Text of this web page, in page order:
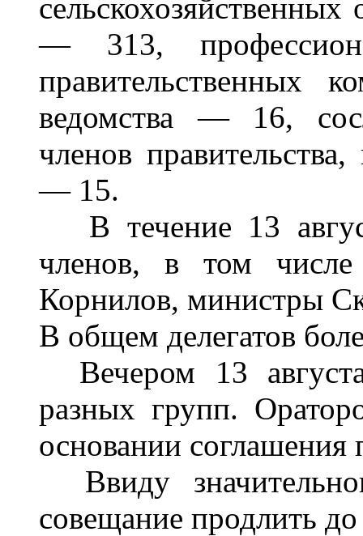
— 313,
правительственных
ведомства — 16,
членов
— 15.
В течение 13
членов, в том числе
Корнилов, министры
В общем делегатов
Вечером 13
разных групп.
основании соглашения
Ввиду
совещание продлить до